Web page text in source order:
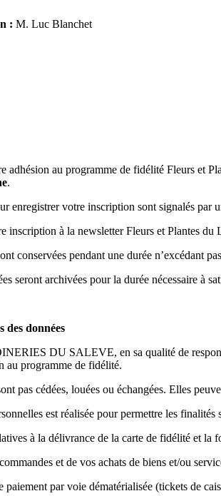
: M. Luc Blanchet
adhésion au programme de fidélité Fleurs et
.
enregistrer votre inscription sont signalés par
inscription à la newsletter Fleurs et Plantes
conservées pendant une durée n’excédant
seront archivées pour la durée nécessaire à
des données
DU SALEVE, en sa qualité de
au programme de fidélité.
pas cédées, louées ou échangées. Elles
est réalisée pour permettre les finalités
à la délivrance de la carte de fidélité et la
et de vos achats de biens et/ou
par voie dématérialisée (tickets de